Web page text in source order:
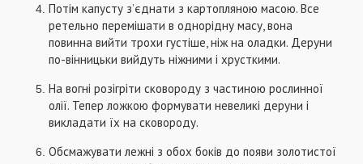
Потім капусту з’єднати з картопляною масою. Все
ретельно перемішати в однорідну масу, вона
повинна вийти трохи густіше, ніж на оладки. Деруни
по-вінницьки вийдуть ніжними і хрусткими.
На вогні розігріти сковороду з частиною рослинної
олії. Тепер ложкою формувати невеликі деруни і
викладати їх на сковороду.
Обсмажувати лежні з обох боків до появи золотистої